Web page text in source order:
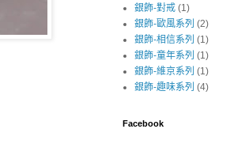
銀飾-對戒 (1)
銀飾-歐風系列 (2)
銀飾-相信系列 (1)
銀飾-童年系列 (1)
銀飾-維京系列 (1)
銀飾-趣味系列 (4)
Facebook